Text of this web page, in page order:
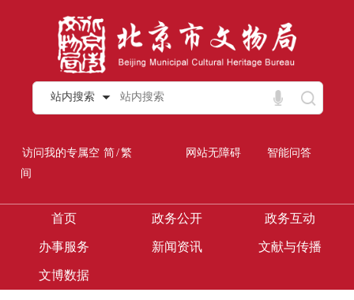
站内搜索
访问我的专属空
间
简/繁 网站无障碍 智能问答
首页 政务公开 政务互动
办事服务 新闻资讯 文献与传播
文博数据